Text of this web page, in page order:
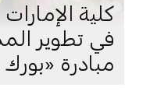
كلية
في تطوير
مبادرة